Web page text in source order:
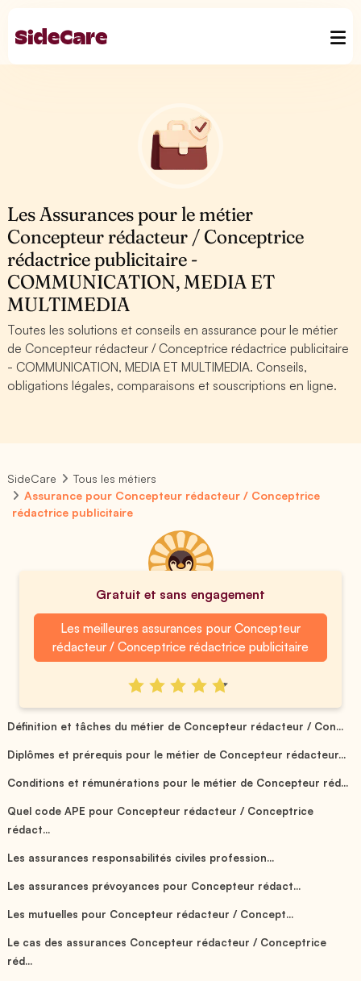
Les Assurances pour le métier
Concepteur rédacteur / Conceptrice
rédactrice publicitaire -
COMMUNICATION, MEDIA ET
MULTIMEDIA
Toutes les solutions et conseils en assurance pour le métier
de Concepteur rédacteur / Conceptrice rédactrice publicitaire
- COMMUNICATION, MEDIA ET MULTIMEDIA. Conseils,
obligations légales, comparaisons et souscriptions en ligne.
SideCare
Tous les métiers
Assurance pour Concepteur rédacteur / Conceptrice
rédactrice publicitaire
Gratuit et sans engagement
Les meilleures assurances pour Concepteur
rédacteur / Conceptrice rédactrice publicitaire
Définition et tâches du métier de Concepteur rédacteur / Con...
Diplômes et prérequis pour le métier de Concepteur rédacteur...
Conditions et rémunérations pour le métier de Concepteur réd...
Quel code APE pour Concepteur rédacteur / Conceptrice
rédact...
Les assurances responsabilités civiles profession...
Les assurances prévoyances pour Concepteur rédact...
Les mutuelles pour Concepteur rédacteur / Concept...
Le cas des assurances Concepteur rédacteur / Conceptrice
réd...